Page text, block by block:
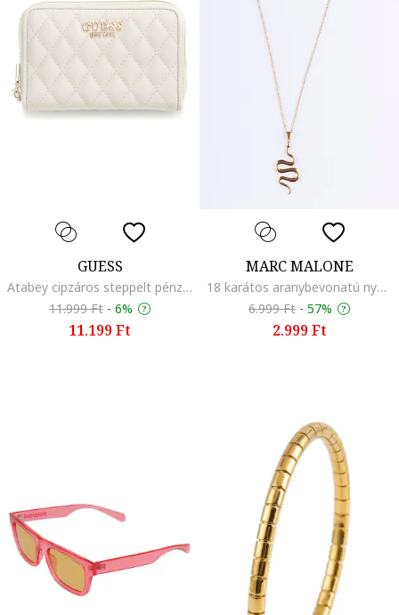
GUESS
Atabey cipzáros steppelt pénztárca, Csontszín
11.999 Ft - 6%
11.199 Ft
MARC MALONE
18 karátos aranybevonatú nyaklánc kígyó alakú medállal, Aranyszín
6.999 Ft - 57%
2.999 Ft